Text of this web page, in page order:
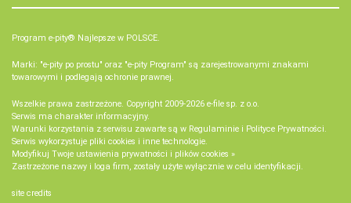
Program e-pity® Najlepsze w POLSCE.
Marki: "e-pity po prostu" oraz "e-pity Program" są zarejestrowanymi znakami
towarowymi i podlegają ochronie prawnej.
Wszelkie prawa zastrzeżone. Copyright 2009-2026 e-file sp. z o.o.
Serwis ma charakter informacyjny.
Warunki korzystania z serwisu zawarte są w Regulaminie i Polityce Prywatności.
Serwis wykorzystuje pliki cookies i inne technologie.
Modyfikuj Twoje ustawienia prywatności i plików cookies »
Zastrzeżone nazwy i loga firm, zostały użyte wyłącznie w celu identyfikacji.
site credits